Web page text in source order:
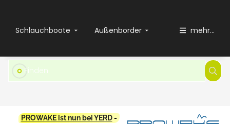
Schlauchboote Außenborder mehr...
PROWAKE ist nun bei YERD-